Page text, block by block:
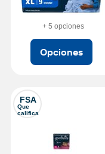
+ 5 opciones
Opciones
FSA
Que
califica